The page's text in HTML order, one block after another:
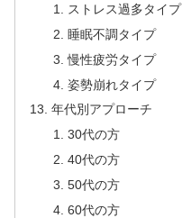
ストレス過多タイプ
睡眠不調タイプ
慢性疲労タイプ
姿勢崩れタイプ
年代別アプローチ
30代の方
40代の方
50代の方
60代の方